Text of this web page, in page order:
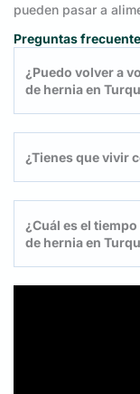
pueden pasar a
Preguntas
¿Puedo volver a
de hernia en
¿Tienes que vivir
¿Cuál es el
de hernia en